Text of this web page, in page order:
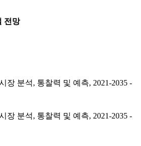
전망
분석, 통찰력 및 예측, 2021-2035 -
분석, 통찰력 및 예측, 2021-2035 -